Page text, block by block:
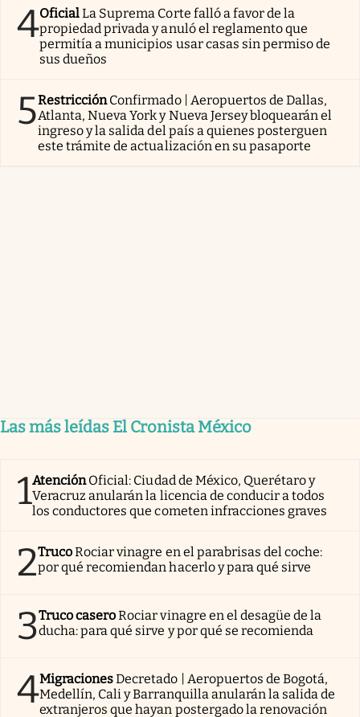
4OficialLa Suprema Corte falló a favor de la
propiedad privada y anuló el reglamento que
permitía a municipios usar casas sin permiso de
sus dueños
5RestricciónConfirmado | Aeropuertos de Dallas,
Atlanta, Nueva York y Nueva Jersey bloquearán el
ingreso y la salida del país a quienes posterguen
este trámite de actualización en su pasaporte
Las más leídas El Cronista México
1AtenciónOficial: Ciudad de México, Querétaro y
Veracruz anularán la licencia de conducir a todos
los conductores que cometen infracciones graves
2TrucoRociar vinagre en el parabrisas del coche:
por qué recomiendan hacerlo y para qué sirve
3Truco caseroRociar vinagre en el desagüe de la
ducha: para qué sirve y por qué se recomienda
4MigracionesDecretado | Aeropuertos de Bogotá,
Medellín, Cali y Barranquilla anularán la salida de
extranjeros que hayan postergado la renovación